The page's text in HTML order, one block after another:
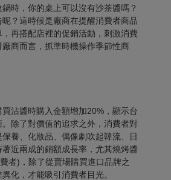
時，你的桌上可以沒有沙茶醬嗎？
？這時候是廠商在提醒消費者商品
再搭配店裡的促銷活動，刺激消費
商而言，抓準時機操作季節性商
沾醬時購入金額增加20%，顯示台
除了對價值的追求之外，消費者對
養、化妝品、偶像劇吹起韓流、日
近兩成的銷額成長率，尤其燒烤醬
者)，除了從賣場購買進口品牌之
化，才能吸引消費者目光。